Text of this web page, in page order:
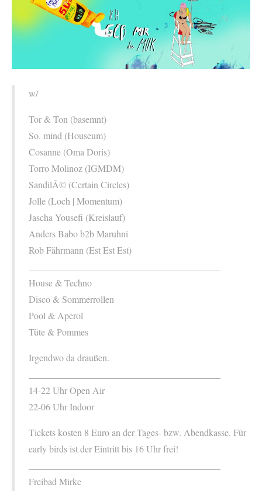
w/
Tor & Ton (basemnt)
So. mind (Houseum)
Cosanne (Oma Doris)
Torro Molinoz (IGMDM)
SandilÃ© (Certain Circles)
Jolle (Loch | Momentum)
Jascha Yousefi (Kreislauf)
Anders Babo b2b Maruhni
Rob Fährmann (Est Est Est)
House & Techno
Disco & Sommerrollen
Pool & Aperol
Tüte & Pommes
Irgendwo da draußen.
14-22 Uhr Open Air
22-06 Uhr Indoor
Tickets kosten 8 Euro an der Tages- bzw. Abendkasse. Für
early birds ist der Eintritt bis 16 Uhr frei!
Freibad Mirke